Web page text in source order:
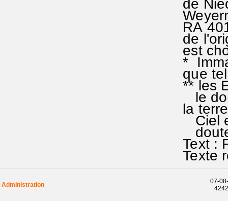
de
RA
de
est
*
que
** les
le
la
Ciel
doute
Text :
Texte
Administration
07-